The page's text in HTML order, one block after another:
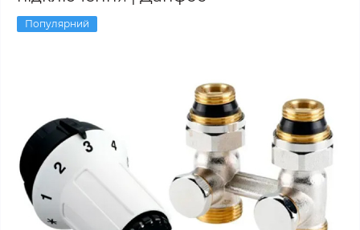
Популярний